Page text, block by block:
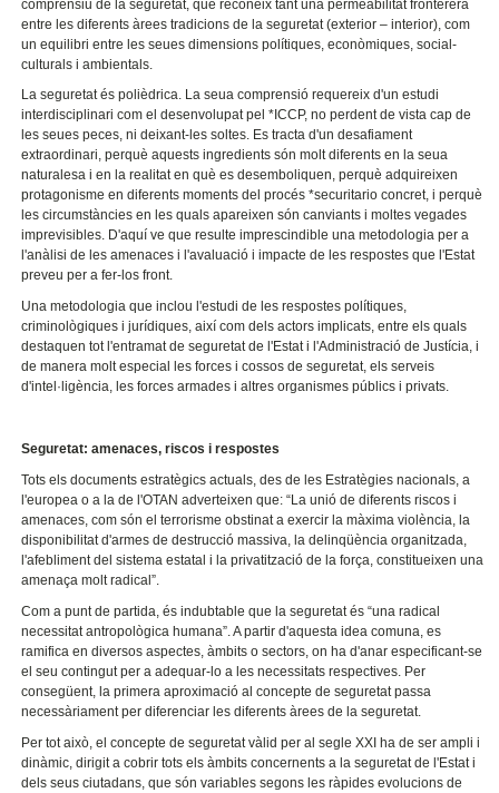
comprensiu de la seguretat, que reconeix tant una permeabilitat fronterera
entre les diferents àrees tradicions de la seguretat (exterior – interior), com
un equilibri entre les seues dimensions polítiques, econòmiques, social-
culturals i ambientals.
La seguretat és polièdrica. La seua comprensió requereix d'un estudi
interdisciplinari com el desenvolupat pel *ICCP, no perdent de vista cap de
les seues peces, ni deixant-les soltes. Es tracta d'un desafiament
extraordinari, perquè aquests ingredients són molt diferents en la seua
naturalesa i en la realitat en què es desemboliquen, perquè adquireixen
protagonisme en diferents moments del procés *securitario concret, i perquè
les circumstàncies en les quals apareixen són canviants i moltes vegades
imprevisibles. D'aquí ve que resulte imprescindible una metodologia per a
l'anàlisi de les amenaces i l'avaluació i impacte de les respostes que l'Estat
preveu per a fer-los front.
Una metodologia que inclou l'estudi de les respostes polítiques,
criminològiques i jurídiques, així com dels actors implicats, entre els quals
destaquen tot l'entramat de seguretat de l'Estat i l'Administració de Justícia, i
de manera molt especial les forces i cossos de seguretat, els serveis
d'intel·ligència, les forces armades i altres organismes públics i privats.
Seguretat: amenaces, riscos i respostes
Tots els documents estratègics actuals, des de les Estratègies nacionals, a
l'europea o a la de l'OTAN adverteixen que: “La unió de diferents riscos i
amenaces, com són el terrorisme obstinat a exercir la màxima violència, la
disponibilitat d'armes de destrucció massiva, la delinqüència organitzada,
l'afebliment del sistema estatal i la privatització de la força, constitueixen una
amenaça molt radical”.
Com a punt de partida, és indubtable que la seguretat és “una radical
necessitat antropològica humana”. A partir d'aquesta idea comuna, es
ramifica en diversos aspectes, àmbits o sectors, on ha d'anar especificant-se
el seu contingut per a adequar-lo a les necessitats respectives. Per
consegüent, la primera aproximació al concepte de seguretat passa
necessàriament per diferenciar les diferents àrees de la seguretat.
Per tot això, el concepte de seguretat vàlid per al segle XXI ha de ser ampli i
dinàmic, dirigit a cobrir tots els àmbits concernents a la seguretat de l'Estat i
dels seus ciutadans, que són variables segons les ràpides evolucions de